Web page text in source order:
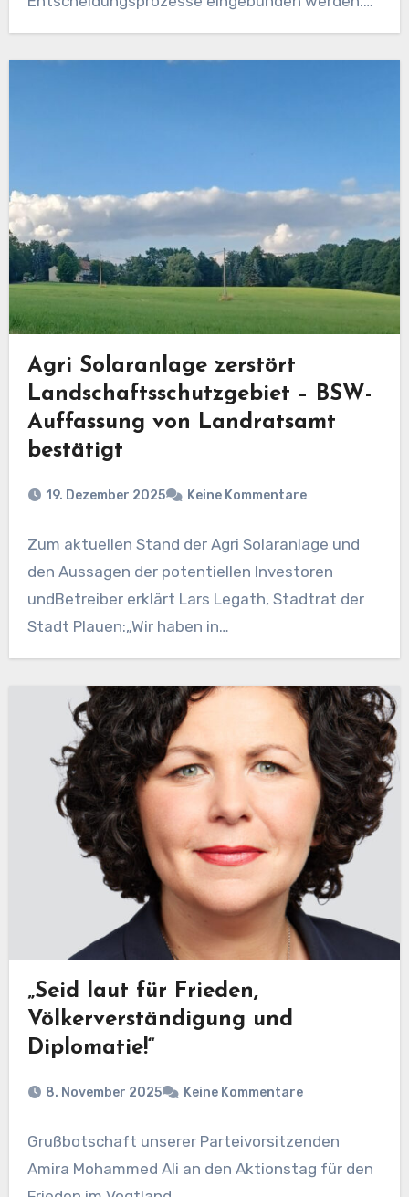
Dieses Ziel verfolgt ein…
Agri Solaranlage zerstört
Landschaftsschutzgebiet – BSW-
Auffassung von Landratsamt
bestätigt
19. Dezember 2025 Keine Kommentare
Zum aktuellen Stand der Agri Solaranlage und
den Aussagen der potentiellen Investoren
undBetreiber erklärt Lars Legath, Stadtrat der
Stadt Plauen:„Wir haben in…
„Seid laut für Frieden,
Völkerverständigung und
Diplomatie!“
8. November 2025 Keine Kommentare
Grußbotschaft unserer Parteivorsitzenden
Amira Mohammed Ali an den Aktionstag für den